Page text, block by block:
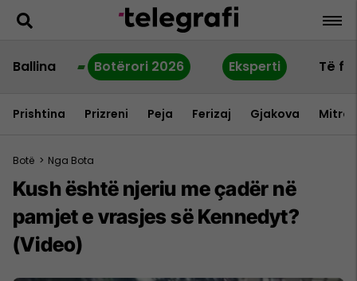
Ballina Botërori 2026 Eksperti Të
Prishtina Prizreni Peja Ferizaj Gjakova
Botë > Nga Bota
Kush është njeriu me çadër në
pamjet e vrasjes së Kennedyt?
(Video)